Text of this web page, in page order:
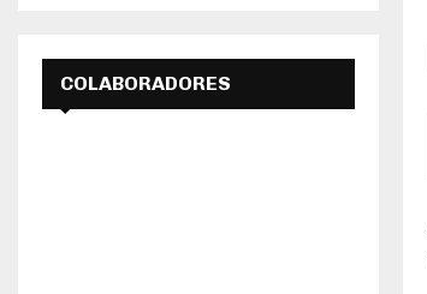
COLABORADORES